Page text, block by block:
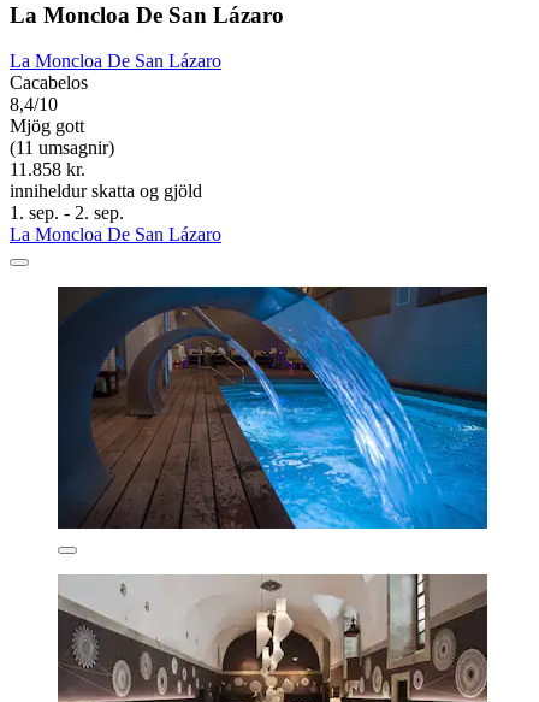
La Moncloa De San Lázaro
La Moncloa De San Lázaro
Cacabelos
8,4/10
Mjög gott
(11 umsagnir)
11.858 kr.
inniheldur skatta og gjöld
1. sep. - 2. sep.
La Moncloa De San Lázaro